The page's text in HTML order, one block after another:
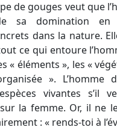
de gouges veut que
sa domination en
dans la nature.
ce qui entoure
« éléments », les «
». L’homme
vivantes s’il
la femme. Or, il ne
: « rends-toi à